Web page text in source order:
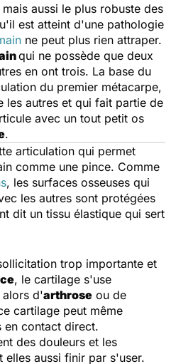
aussi le plus robuste des
est atteint d'une pathologie
ne peut plus rien attraper.
qui ne possède que deux
en ont trois. La base du
du premier métacarpe,
les autres et qui fait partie de
avec un tout petit os
.
articulation qui permet
comme une pince. Comme
, les surfaces osseuses qui
les autres sont protégées
dit un tissu élastique qui sert
trop importante et
, le cartilage s'use
alors d'arthrose ou de
cartilage peut même
en contact direct.
des douleurs et les
elles aussi finir par s'user.